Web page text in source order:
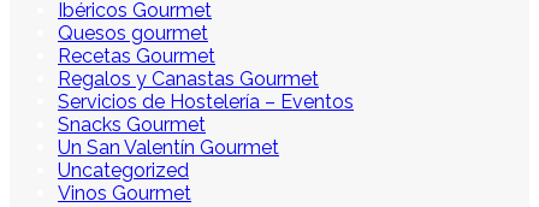
Ibéricos Gourmet
Quesos gourmet
Recetas Gourmet
Regalos y Canastas Gourmet
Servicios de Hostelería – Eventos
Snacks Gourmet
Un San Valentín Gourmet
Uncategorized
Vinos Gourmet